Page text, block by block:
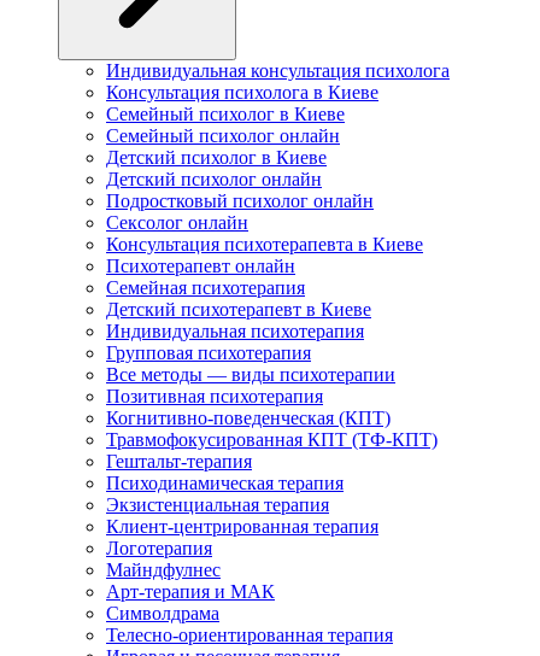
Индивидуальная консультация психолога
Консультация психолога в Киеве
Семейный психолог в Киеве
Семейный психолог онлайн
Детский психолог в Киеве
Детский психолог онлайн
Подростковый психолог онлайн
Сексолог онлайн
Консультация психотерапевта в Киеве
Психотерапевт онлайн
Семейная психотерапия
Детский психотерапевт в Киеве
Индивидуальная психотерапия
Групповая психотерапия
Все методы — виды психотерапии
Позитивная психотерапия
Когнитивно-поведенческая (КПТ)
Травмофокусированная КПТ (ТФ-КПТ)
Гештальт-терапия
Психодинамическая терапия
Экзистенциальная терапия
Клиент-центрированная терапия
Логотерапия
Майндфулнес
Арт-терапия и МАК
Символдрама
Телесно-ориентированная терапия